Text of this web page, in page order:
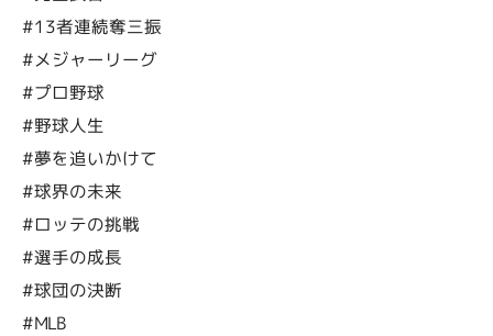
#13者連続奪三振
#メジャーリーグ
#プロ野球
#野球人生
#夢を追いかけて
#球界の未来
#ロッテの挑戦
#選手の成長
#球団の決断
#MLB